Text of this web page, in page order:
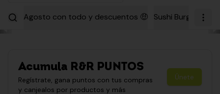
Agosto con todo y descuentos 🤑 Sushi Burgers
Acumula R&R PUNTOS
Regístrate, gana puntos con tus compras
y canjealos por productos y más
Únete